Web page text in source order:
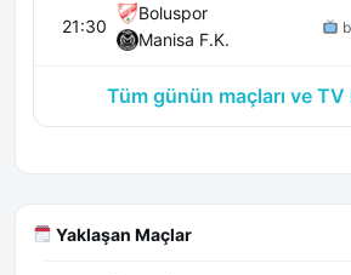
21:30
Boluspor
Manisa F.K.
Tüm günün maçları ve
Yaklaşan Maçlar